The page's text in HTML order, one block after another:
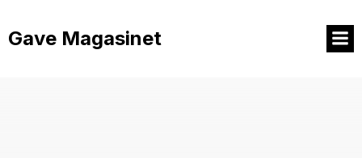
indhold
Gave Magasinet